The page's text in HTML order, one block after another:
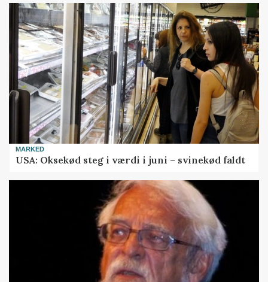
MARKED
USA: Oksekød steg i værdi i juni – svinekød faldt